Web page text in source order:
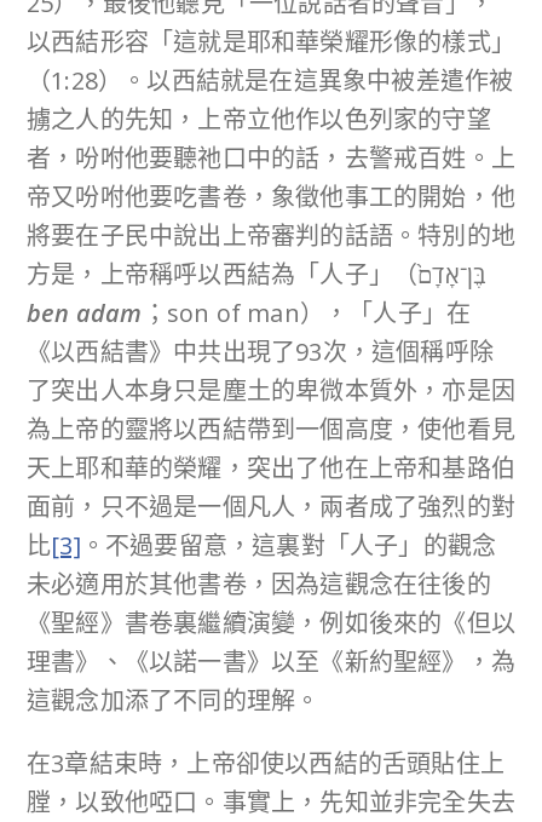
以西結形容「這就是耶和華榮耀形像的樣式」
（1:28）。以西結就是在這異象中被差遣作被
擄之人的先知，上帝立他作以色列家的守望
者，吩咐他要聽祂口中的話，去警戒百姓。上
帝又吩咐他要吃書卷，象徵他事工的開始，他
將要在子民中說出上帝審判的話語。特別的地
方是，上帝稱呼以西結為「人子」（בֶּן־אָדָם֙
ben adam ；son of man），「人子」在
《以西結書》中共出現了93次，這個稱呼除
了突出人本身只是塵土的卑微本質外，亦是因
為上帝的靈將以西結帶到一個高度，使他看見
天上耶和華的榮耀，突出了他在上帝和基路伯
面前，只不過是一個凡人，兩者成了強烈的對
比[3] 。不過要留意，這裏對「人子」的觀念
未必適用於其他書卷，因為這觀念在往後的
《聖經》書卷裏繼續演變，例如後來的《但以
理書》、《以諾一書》以至《新約聖經》，為
這觀念加添了不同的理解。
在3章結束時，上帝卻使以西結的舌頭貼住上
膛，以致他啞口。事實上，先知並非完全失去